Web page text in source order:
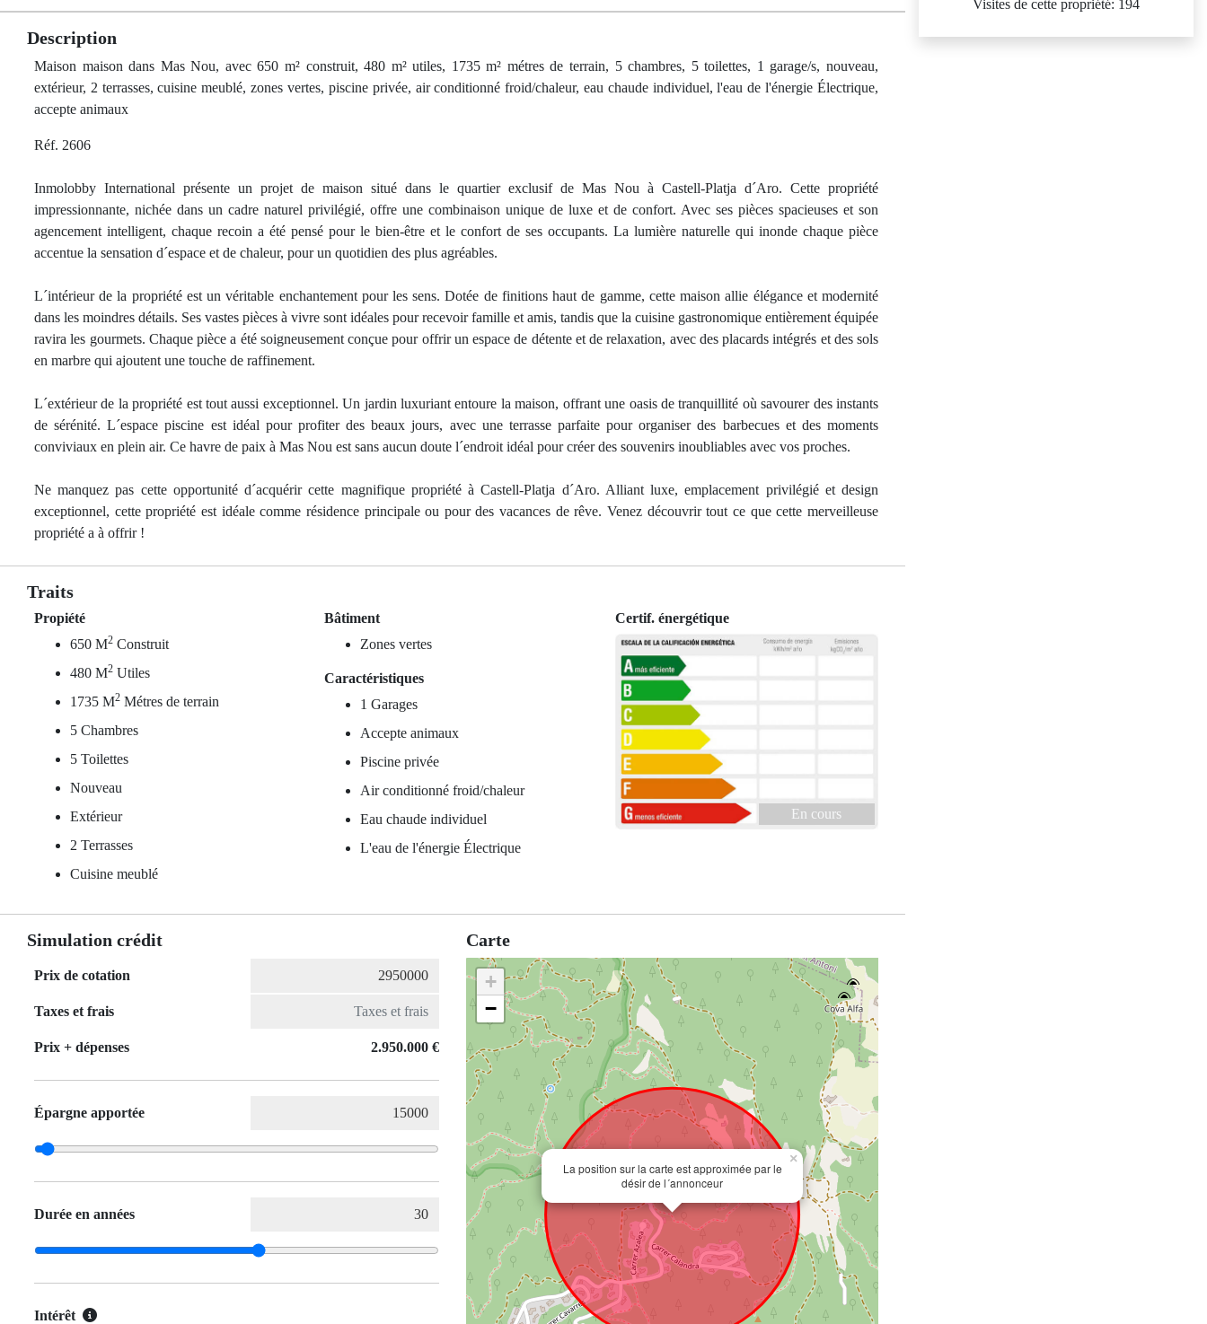
Description
Maison maison dans Mas Nou, avec 650 m² construit, 480 m² utiles, 1735 m² métres de terrain, 5 chambres, 5 toilettes, 1 garage/s, nouveau,
extérieur, 2 terrasses, cuisine meublé, zones vertes, piscine privée, air conditionné froid/chaleur, eau chaude individuel, l'eau de l'énergie Électrique,
accepte animaux
Réf. 2606
Inmolobby International présente un projet de maison situé dans le quartier exclusif de Mas Nou à Castell-Platja d´Aro. Cette propriété
impressionnante, nichée dans un cadre naturel privilégié, offre une combinaison unique de luxe et de confort. Avec ses pièces spacieuses et son
agencement intelligent, chaque recoin a été pensé pour le bien-être et le confort de ses occupants. La lumière naturelle qui inonde chaque pièce
accentue la sensation d´espace et de chaleur, pour un quotidien des plus agréables.
L´intérieur de la propriété est un véritable enchantement pour les sens. Dotée de finitions haut de gamme, cette maison allie élégance et modernité
dans les moindres détails. Ses vastes pièces à vivre sont idéales pour recevoir famille et amis, tandis que la cuisine gastronomique entièrement équipée
ravira les gourmets. Chaque pièce a été soigneusement conçue pour offrir un espace de détente et de relaxation, avec des placards intégrés et des sols
en marbre qui ajoutent une touche de raffinement.
L´extérieur de la propriété est tout aussi exceptionnel. Un jardin luxuriant entoure la maison, offrant une oasis de tranquillité où savourer des instants
de sérénité. L´espace piscine est idéal pour profiter des beaux jours, avec une terrasse parfaite pour organiser des barbecues et des moments
conviviaux en plein air. Ce havre de paix à Mas Nou est sans aucun doute l´endroit idéal pour créer des souvenirs inoubliables avec vos proches.
Ne manquez pas cette opportunité d´acquérir cette magnifique propriété à Castell-Platja d´Aro. Alliant luxe, emplacement privilégié et design
exceptionnel, cette propriété est idéale comme résidence principale ou pour des vacances de rêve. Venez découvrir tout ce que cette merveilleuse
propriété a à offrir !
Traits
Propiété
650 M2 Construit
480 M2 Utiles
1735 M2 Métres de terrain
5 Chambres
5 Toilettes
Nouveau
Extérieur
2 Terrasses
Cuisine meublé
Bâtiment
Zones vertes
Caractéristiques
1 Garages
Accepte animaux
Piscine privée
Air conditionné froid/chaleur
Eau chaude individuel
L'eau de l'énergie Électrique
Certif. énergétique
En cours
Simulation crédit
Prix de cotation
Taxes et frais
Prix ​​+ dépenses 2.950.000 €
Épargne apportée
Durée en années
Intérêt
Carte
La position sur la carte est approximée par le
désir de l´annonceur
×
+
−
Visites de cette propriété: 194